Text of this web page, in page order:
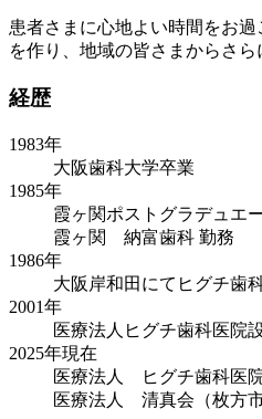
患者さまに心地よい時間をお
を作り、地域の皆さまからさ
経歴
1983年
大阪歯科大学卒業
1985年
霞ヶ関ポストグラデュエ
霞ヶ関 納富歯科 勤務
1986年
大阪岸和田にてヒグチ歯
2001年
医療法人ヒグチ歯科医院
2025年現在
医療法人 ヒグチ歯科医
医療法人 清真会（枚方